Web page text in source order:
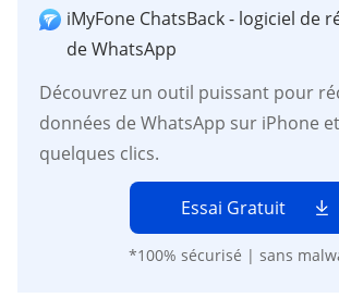
iMyFone ChatsBack - logiciel de
de WhatsApp
Découvrez un outil puissant pour
données de WhatsApp sur iPhone
quelques clics.
Essai Gratuit
*100% sécurisé | sans